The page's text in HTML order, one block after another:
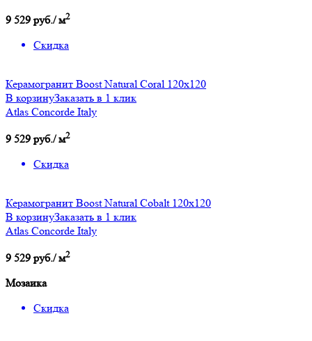
9 529 руб./ м2
Скидка
Керамогранит Boost Natural Coral 120x120
В корзинуЗаказать в 1 клик
Atlas Concorde Italy
9 529 руб./ м2
Скидка
Керамогранит Boost Natural Cobalt 120x120
В корзинуЗаказать в 1 клик
Atlas Concorde Italy
9 529 руб./ м2
Мозаика
Скидка